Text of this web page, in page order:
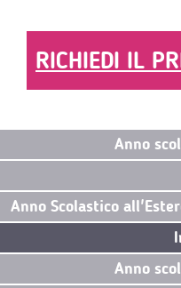
RICHIEDI IL
Anno
Anno Scolastico
Anno